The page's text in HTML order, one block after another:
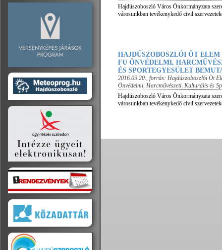
Hajdúszoboszló Város Önkormányzata
városunkban tevékenykedő civil
HAJDÚSZOBOSZLÓI ÖT
FU ÖNVÉDELMI,
ÉS SPORTEGYESÜLET
2016.09.20., forrás: Hajdúszoboszlói Öt
Önvédelmi, Harcművészeti, Kulturális és
Hajdúszoboszló Város Önkormányzata
városunkban tevékenykedő civil